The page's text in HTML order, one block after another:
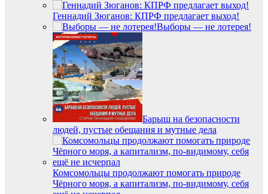
Геннадий Зюганов: КПРФ предлагает выход!
Выборы — не лотерея!
Барыш на безопасности
людей, пустые обещания и мутные дела
Комсомольцы продолжают помогать природе
Чёрного моря, а капитализм, по-видимому, себя